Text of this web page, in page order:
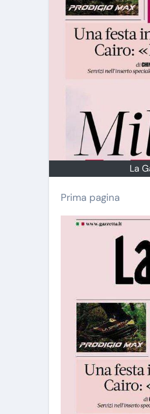
La
Prima pagina